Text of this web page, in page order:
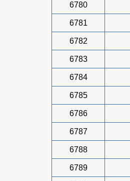
6780
6781
6782
6783
6784
6785
6786
6787
6788
6789